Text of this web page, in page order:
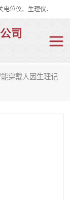
眼动仪多少钱?北京津发科技股份有限公司主营：事件相关电位仪、生理仪、肌电仪、脑电仪、皮电仪、眼动仪；是国家级高新技术企业、科技部认定的科技型中小企业和中关村高新技术企业，具备保密资格，具备自主进出口经营权；自主研发技术、产品与服务荣获多项省部级科学技术奖励、国家发明专利、国家软件著作权和省部级新技术新产品（服务）认证。
司
穿戴人因生理记
验室